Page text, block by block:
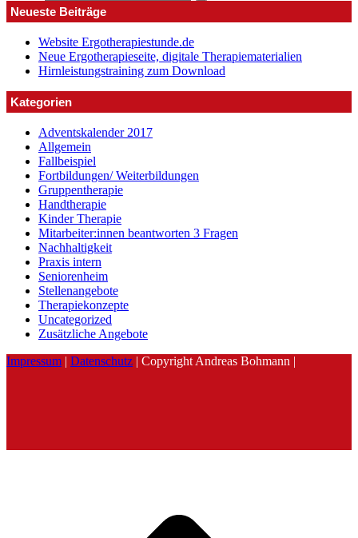
Neueste Beiträge
Website Ergotherapiestunde.de
Neue Ergotherapieseite, digitale Therapiematerialien
Hirnleistungstraining zum Download
Kategorien
Adventskalender 2017
Allgemein
Fallbeispiel
Fortbildungen/ Weiterbildungen
Gruppentherapie
Handtherapie
Kinder Therapie
Mitarbeiter:innen beantworten 3 Fragen
Nachhaltigkeit
Praxis intern
Seniorenheim
Stellenangebote
Therapiekonzepte
Uncategorized
Zusätzliche Angebote
Impressum | Datenschutz | Copyright Andreas Bohmann |